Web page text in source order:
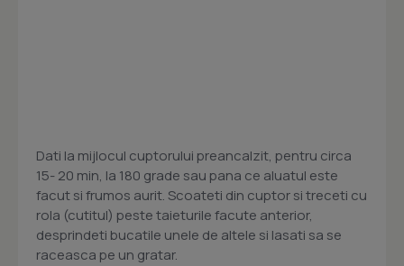
Dati la mijlocul cuptorului preancalzit, pentru circa
15- 20 min, la 180 grade sau pana ce aluatul este
facut si frumos aurit. Scoateti din cuptor si treceti cu
rola (cutitul) peste taieturile facute anterior,
desprindeti bucatile unele de altele si lasati sa se
raceasca pe un gratar.